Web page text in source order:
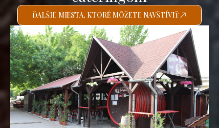
ĎALŠIE MIESTA, KTORÉ MÔŽETE NAVŠTÍVIŤ